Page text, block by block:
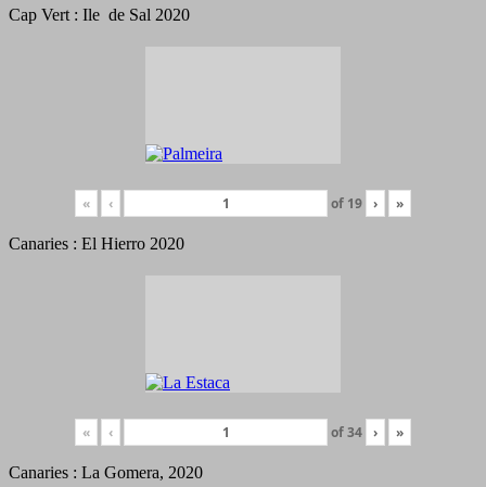
Cap Vert : Ile de Sal 2020
« ‹ of 19 › »
Canaries : El Hierro 2020
« ‹ of34 › »
Canaries : La Gomera, 2020